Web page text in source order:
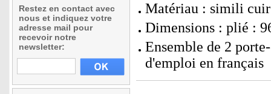
Restez en contact avec
nous et indiquez votre
adresse mail pour
recevoir notre
newsletter:
Matériau : simili cuir
Dimensions : plié :
Ensemble de 2
d'emploi en français